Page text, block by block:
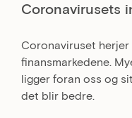
Coronavirusets
Coronaviruset herjer
finansmarkedene.
ligger foran oss og
det blir bedre.